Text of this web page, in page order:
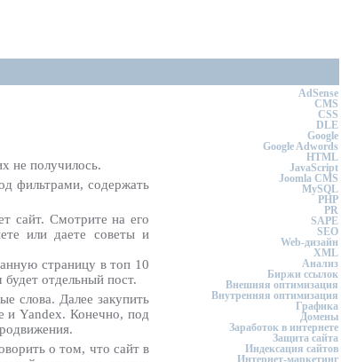
не получилось.
фильтрами, содержать
сайт. Смотрите на его
или даете советы и
страницу в топ 10
отдельный пост.
слова. Далее закупить
и Yandex. Конечно, под
о том, что сайт в
AdSense
CMS
CSS
DLE
Google
Google Adwords
HTML
JavaScript
Joomla CMS
MySQL
PHP
PR
SAPE
SEO
Web-дизайн
XML
Анализ
Биржи ссылок
Внешняя оптимизация
Внутренняя оптимизация
Графика
Домены
Заработок в интернете
Защита сайта
Индексация сайтов
Интернет-маркетинг